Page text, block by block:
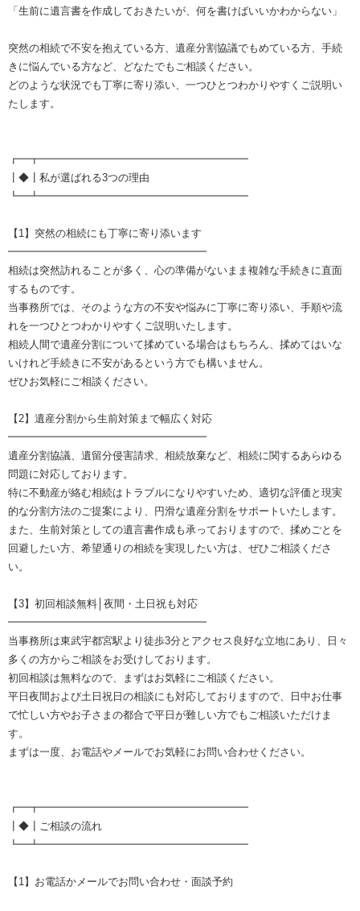
「生前に遺言書を作成しておきたいが、何を書けばいいかわからない」
突然の相続で不安を抱えている方、遺産分割協議でもめている方、手続
きに悩んでいる方など、どなたでもご相談ください。
どのような状況でも丁寧に寄り添い、一つひとつわかりやすくご説明い
たします。
┏━┳━━━━━━━━━━━━━━━━━━━━
┃◆┃私が選ばれる3つの理由
┗━┻━━━━━━━━━━━━━━━━━━━━
【1】突然の相続にも丁寧に寄り添います
━━━━━━━━━━━━━━━━━━━
相続は突然訪れることが多く、心の準備がないまま複雑な手続きに直面
するものです。
当事務所では、そのような方の不安や悩みに丁寧に寄り添い、手順や流
れを一つひとつわかりやすくご説明いたします。
相続人間で遺産分割について揉めている場合はもちろん、揉めてはいな
いけれど手続きに不安があるという方でも構いません。
ぜひお気軽にご相談ください。
【2】遺産分割から生前対策まで幅広く対応
━━━━━━━━━━━━━━━━━━━
遺産分割協議、遺留分侵害請求、相続放棄など、相続に関するあらゆる
問題に対応しております。
特に不動産が絡む相続はトラブルになりやすいため、適切な評価と現実
的な分割方法のご提案により、円滑な遺産分割をサポートいたします。
また、生前対策としての遺言書作成も承っておりますので、揉めごとを
回避したい方、希望通りの相続を実現したい方は、ぜひご相談くださ
い。
【3】初回相談無料│夜間・土日祝も対応
━━━━━━━━━━━━━━━━━━━
当事務所は東武宇都宮駅より徒歩3分とアクセス良好な立地にあり、日々
多くの方からご相談をお受けしております。
初回相談は無料なので、まずはお気軽にご相談ください。
平日夜間および土日祝日の相談にも対応しておりますので、日中お仕事
で忙しい方やお子さまの都合で平日が難しい方でもご相談いただけま
す。
まずは一度、お電話やメールでお気軽にお問い合わせください。
┏━┳━━━━━━━━━━━━━━━━━━━━
┃◆┃ご相談の流れ
┗━┻━━━━━━━━━━━━━━━━━━━━
【1】お電話かメールでお問い合わせ・面談予約